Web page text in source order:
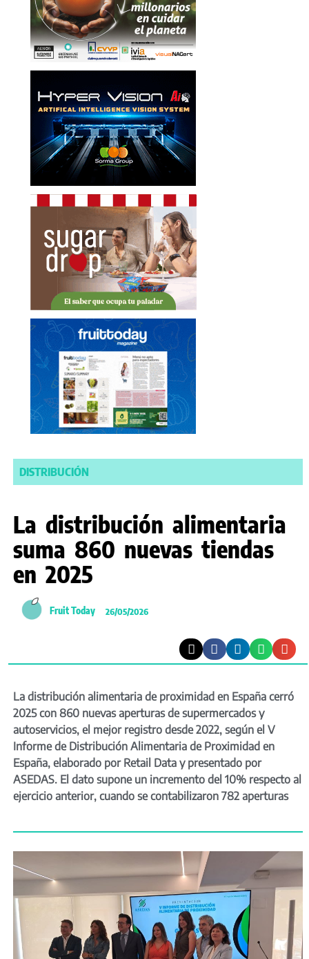
DISTRIBUCIÓN
La distribución alimentaria
suma 860 nuevas tiendas
en 2025
Fruit Today 26/05/2026
La distribución alimentaria de proximidad en España cerró
2025 con 860 nuevas aperturas de supermercados y
autoservicios, el mejor registro desde 2022, según el V
Informe de Distribución Alimentaria de Proximidad en
España, elaborado por Retail Data y presentado por
ASEDAS. El dato supone un incremento del 10% respecto al
ejercicio anterior, cuando se contabilizaron 782 aperturas